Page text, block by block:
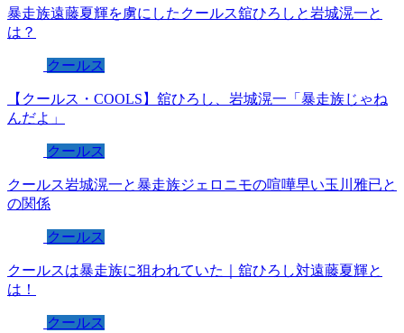
暴走族遠藤夏輝を虜にしたクールス舘ひろしと岩城滉一と
は？
クールス
【クールス・COOLS】舘ひろし、岩城滉一「暴走族じゃね
んだよ」
クールス
クールス岩城滉一と暴走族ジェロニモの喧嘩早い玉川雅已と
の関係
クールス
クールスは暴走族に狙われていた｜舘ひろし対遠藤夏輝と
は！
クールス